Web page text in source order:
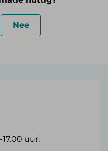
Nee
uur.